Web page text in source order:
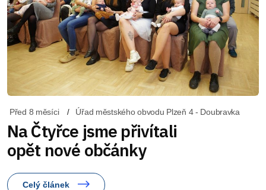
Před 8 měsíci Úřad městského obvodu Plzeň 4 - Doubravka
Na Čtyřce jsme přivítali
opět nové občánky
Celý článek